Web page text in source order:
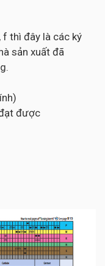
f thì đây là các ký
sản xuất đã
được